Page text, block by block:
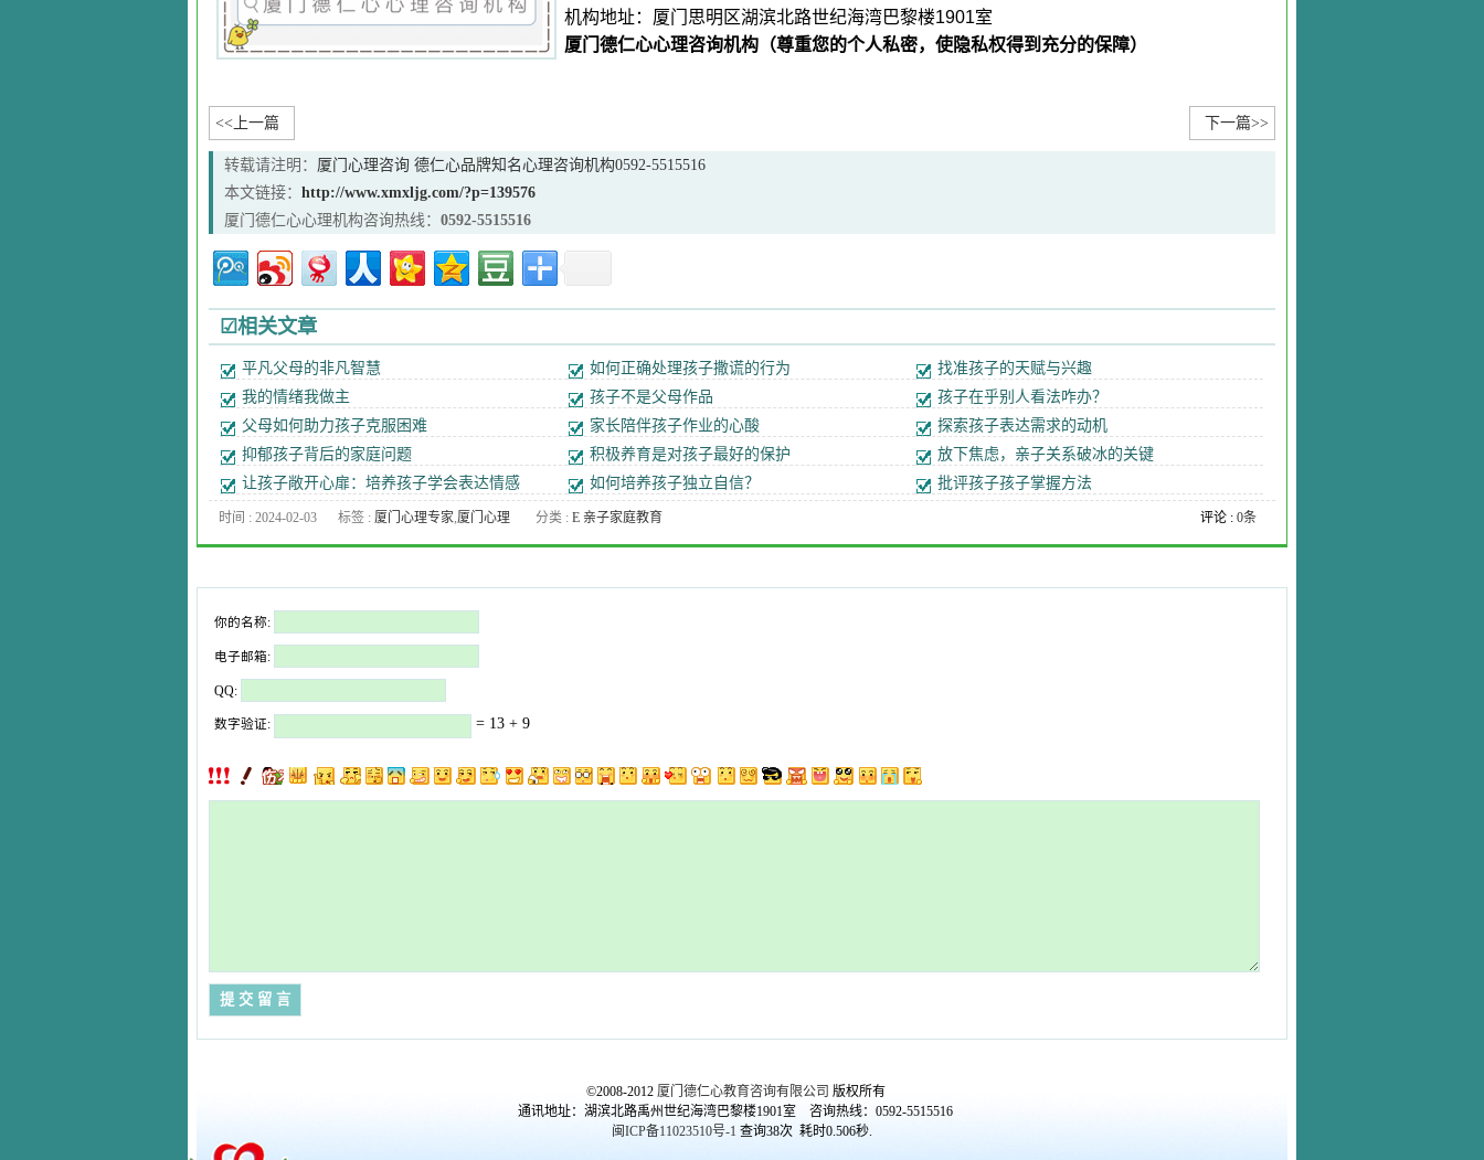
机构地址：厦门思明区湖滨北路世纪海湾巴黎楼1901室
厦门德仁心心理咨询机构（尊重您的个人私密，使隐私权得到充分的保障）
<<上一篇 下一篇>>
转载请注明： 厦门心理咨询 德仁心品牌知名心理咨询机构0592-5515516
本文链接： http://www.xmxljg.com/?p=139576
厦门德仁心心理机构咨询热线： 0592-5515516
☑相关文章
平凡父母的非凡智慧 如何正确处理孩子撒谎的行为
找准孩子的天赋与兴趣
我的情绪我做主
孩子不是父母作品
孩子在乎别人看法咋办？
父母如何助力孩子克服困难
家长陪伴孩子作业的心酸
探索孩子表达需求的动机
抑郁孩子背后的家庭问题
积极养育是对孩子最好的保护
放下焦虑，亲子关系破冰的关键
让孩子敞开心扉：培养孩子学会表达情感
如何培养孩子独立自信？ 批评孩子孩子掌握方法
时间 : 2024-02-03 标签 : 厦门心理专家,厦门心理
医生,厦门心理咨询,厦门心理
分类 : E 亲子家庭教育 评论 : 0条
你的名称:
电子邮箱:
QQ:
数字验证: = 13 + 9
©2008-2012 厦门德仁心教育咨询有限公司 版权所有
通讯地址：湖滨北路禹州世纪海湾巴黎楼1901室 咨询热线：0592-5515516
闽ICP备11023510号-1 查询38次 耗时0.506秒.